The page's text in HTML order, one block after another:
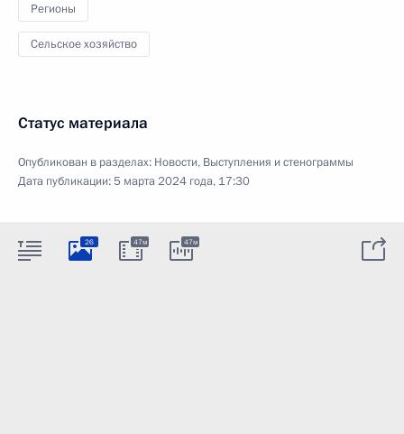
Регионы
Сельское хозяйство
Статус материала
Опубликован в разделах: Новости, Выступления и стенограммы
Дата публикации:5 марта 2024 года, 17:30
26 47м 47м